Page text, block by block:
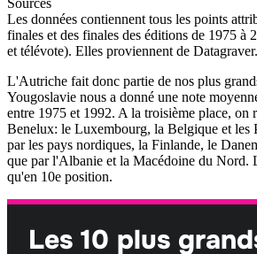
Les données contiennent tous les points
finales et des finales des éditions de 1975 à
et télévote). Elles proviennent de Datagraver.
L'Autriche fait donc partie de nos plus
Yougoslavie nous a donné une note
entre 1975 et 1992. A la troisième place, on
Benelux: le Luxembourg, la Belgique et les
par les pays nordiques, la Finlande, le
que par l'Albanie et la Macédoine du Nord.
qu'en 10e position.